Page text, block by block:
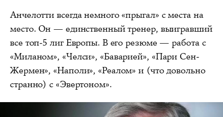
Анчелотти всегда немного «прыгал» с места на
место. Он — единственный тренер, выигравший
все топ-5 лиг Европы. В его резюме — работа с
«Миланом», «Челси», «Баварией», «Пари Сен-
Жермен», «Наполи», «Реалом» и (что довольно
странно) с «Эвертоном».